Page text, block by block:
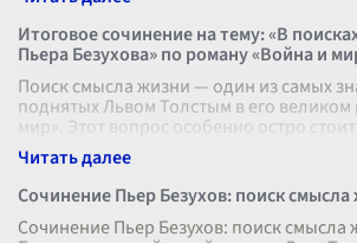
Итоговое сочинение на тему: «В
Пьера Безухова» по роману «Война и
Поиск смысла жизни — один из самых
поднятых Львом Толстым в его
мир». Этот вопрос особенно остро
главных героев прои
Сочинение Пьер Безухов: поиск
Сочинение Пьер Безухов: поиск смысла